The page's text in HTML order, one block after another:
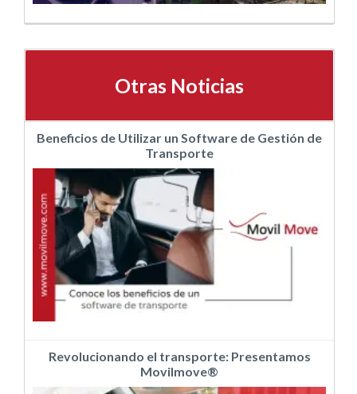
Otras Noticias
Beneficios de Utilizar un Software de Gestión de
Transporte
Revolucionando el transporte: Presentamos
Movilmove®